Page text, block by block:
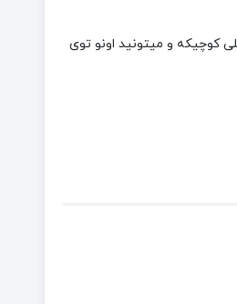
کوچیکه و میتونید اونو توی